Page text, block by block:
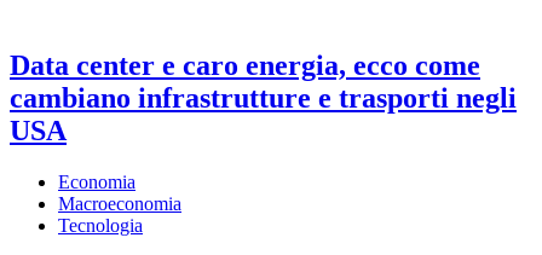
Data center e caro energia, ecco come
cambiano infrastrutture e trasporti negli
USA
Economia
Macroeconomia
Tecnologia